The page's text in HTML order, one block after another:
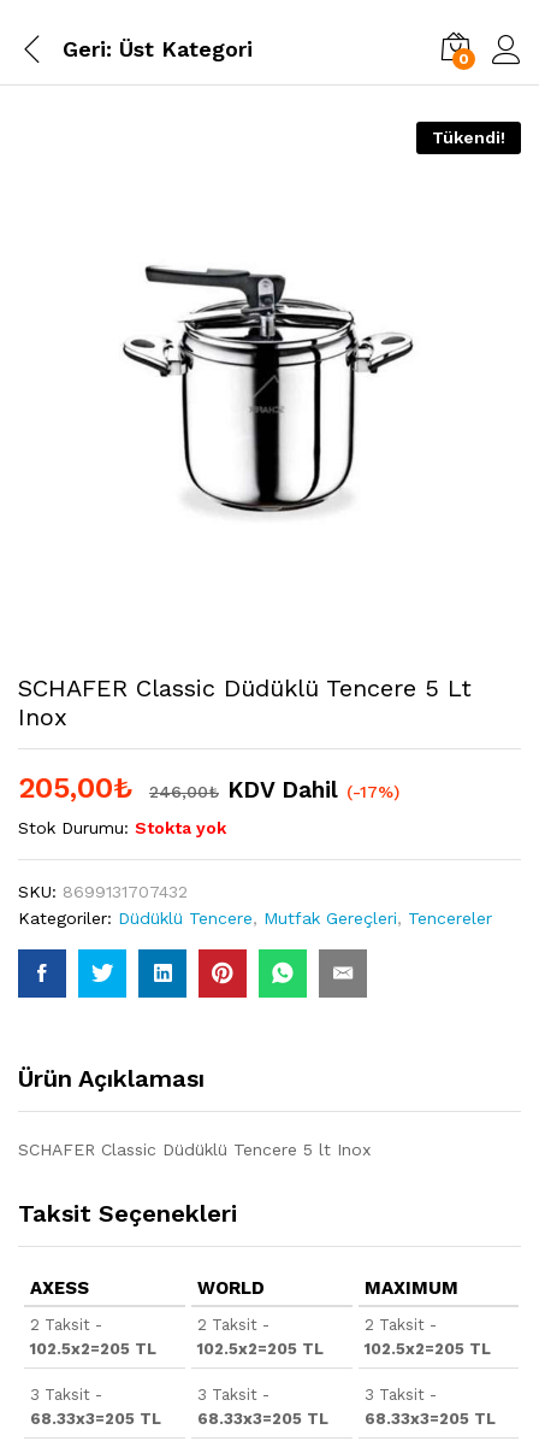
Geri: Üst Kategori 0
Tükendi!
SCHAFER Classic Düdüklü Tencere 5 Lt
Inox
205,00₺ 246,00₺ KDV Dahil (-17%)
Stok Durumu: Stokta yok
SKU: 8699131707432
Kategoriler: Düdüklü Tencere, Mutfak Gereçleri, Tencereler
Ürün Açıklaması
SCHAFER Classic Düdüklü Tencere 5 lt Inox
Taksit Seçenekleri
AXESS
2 Taksit -
102.5x2=205 TL
3 Taksit -
68.33x3=205 TL
WORLD
2 Taksit -
102.5x2=205 TL
3 Taksit -
68.33x3=205 TL
MAXIMUM
2 Taksit -
102.5x2=205 TL
3 Taksit -
68.33x3=205 TL